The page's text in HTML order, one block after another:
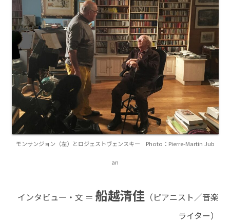
モンサンジョン（左）とロジェストヴェンスキー Photo：Pierre-Martin Jub
an
インタビュー・文 ＝ 船越清佳（ピアニスト／音楽
ライター）